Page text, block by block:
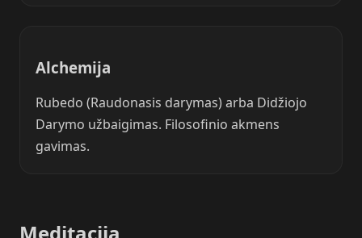
Alchemija
Rubedo (Raudonasis darymas) arba Didžiojo
Darymo užbaigimas. Filosofinio akmens
gavimas.
Meditacija